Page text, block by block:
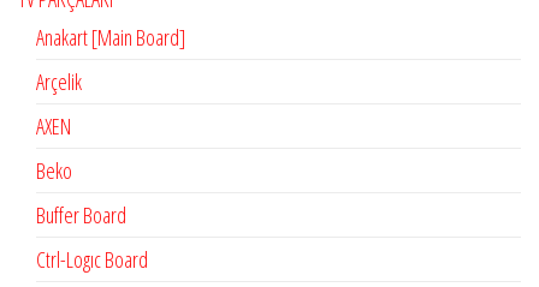
Anakart [Main Board]
Arçelik
AXEN
Beko
Buffer Board
Ctrl-Logıc Board